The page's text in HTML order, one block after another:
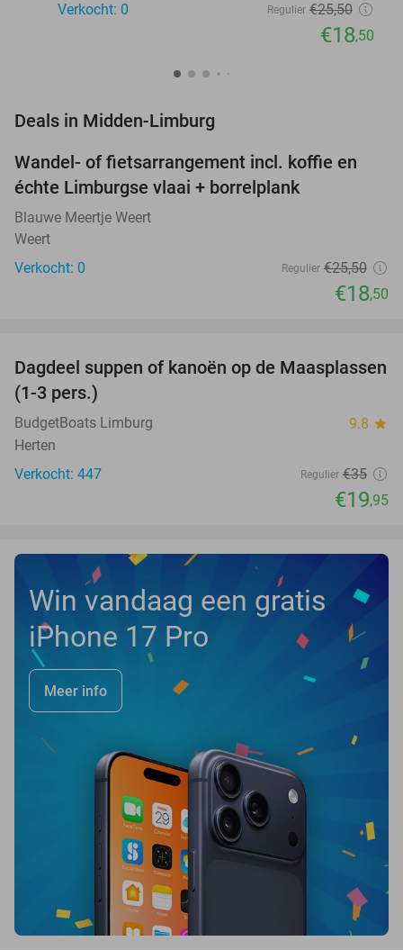
Verkocht: 0
Regulier €25,50
€18,50
Deals in Midden-Limburg
27%
TODAY
Wandel- of fietsarrangement incl. koffie en
échte Limburgse vlaai + borrelplank
Blauwe Meertje Weert
Weert
Verkocht: 0
Regulier €25,50
€18,50
43%
Dagdeel suppen of kanoën op de Maasplassen
(1-3 pers.)
BudgetBoats Limburg 9.8 star
Herten
Verkocht: 447
Regulier €35
€19,95
Win vandaag een gratis
iPhone 17 Pro
Meer info